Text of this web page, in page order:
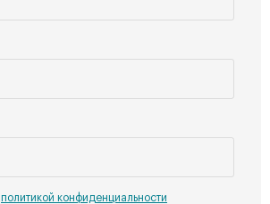
политикой конфиденциальности